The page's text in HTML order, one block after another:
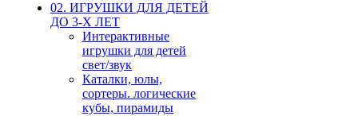
02. ИГРУШКИ ДЛЯ ДЕТЕЙ
ДО 3-Х ЛЕТ
Интерактивные
игрушки для детей
свет/звук
Каталки, юлы,
сортеры. логические
кубы, пирамиды